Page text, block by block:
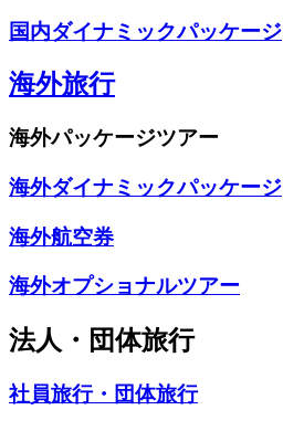
国内ダイナミックパッケージ
海外旅行
海外パッケージツアー
海外ダイナミックパッケージ
海外航空券
海外オプショナルツアー
法人・団体旅行
社員旅行・団体旅行